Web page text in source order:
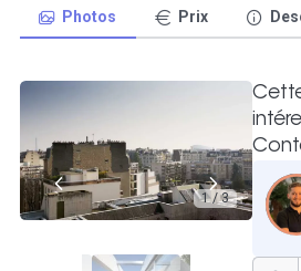
Photos Prix
1 / 3